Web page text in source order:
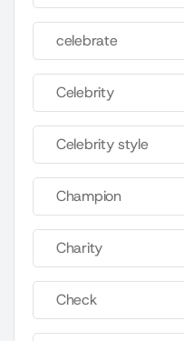
celebrate
Celebrity
Celebrity style
Champion
Charity
Check